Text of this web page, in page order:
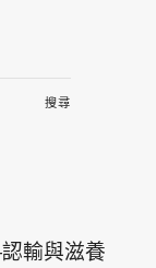
輸與滋養